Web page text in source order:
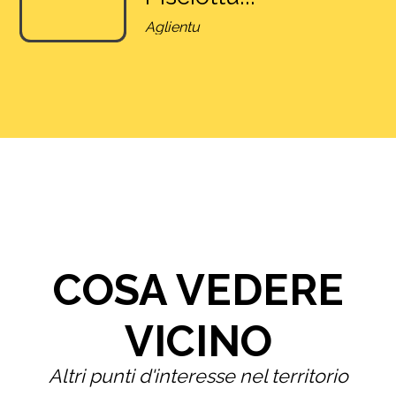
Aglientu
COSA VEDERE
VICINO
Altri punti d'interesse nel territorio